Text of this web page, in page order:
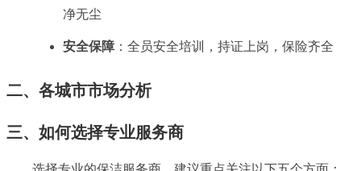
净无尘
安全保障 ：全员安全培训，持证上岗，保险齐全
二、各城市市场分析
三、如何选择专业服务商